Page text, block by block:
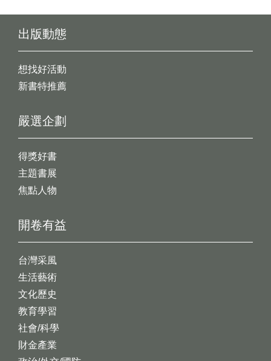
出版動態
想找好活動
新書特推薦
開卷有益
台灣采風
生活藝術
文化歷史
教育學習
社會/科學
財金產業
嚴選企劃
得獎好書
主題書展
焦點人物